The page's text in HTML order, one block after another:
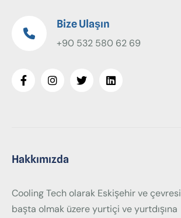
Bize Ulaşın
+90 532 580 62 69
Hakkımızda
Cooling Tech olarak Eskişehir ve çevresi
başta olmak üzere yurtiçi ve yurtdışına